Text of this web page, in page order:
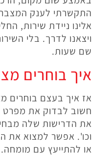
התקשרתי לענק
אלינו ניידת שירות,
ויצאנו לדרך. בלי
שם שעות.
איך בוחרים
אז איך בעצם בוחרים
חשוב לבדוק את מפרט
את הדרישות שלה
וכו'. אפשר למצוא את
או להתייעץ עם מומחה.